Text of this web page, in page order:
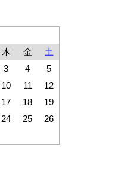
木 金
土
3 4
5
10 11
12
17 18
19
24 25
26